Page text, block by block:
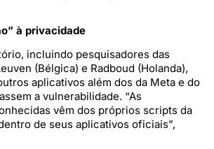
à privacidade
incluindo pesquisadores das
(Bélgica) e Radboud (Holanda),
aplicativos além dos da Meta e do
a vulnerabilidade. “As
vêm dos próprios scripts da
de seus aplicativos oficiais”,